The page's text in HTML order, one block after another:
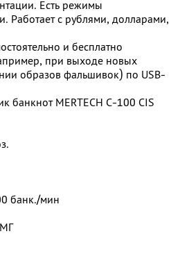
Есть режимы
Работает с рублями, долларами,
и бесплатно
при выходе новых
образов фальшивок) по USB-
банкнот MERTECH C-100 CIS
банк./мин